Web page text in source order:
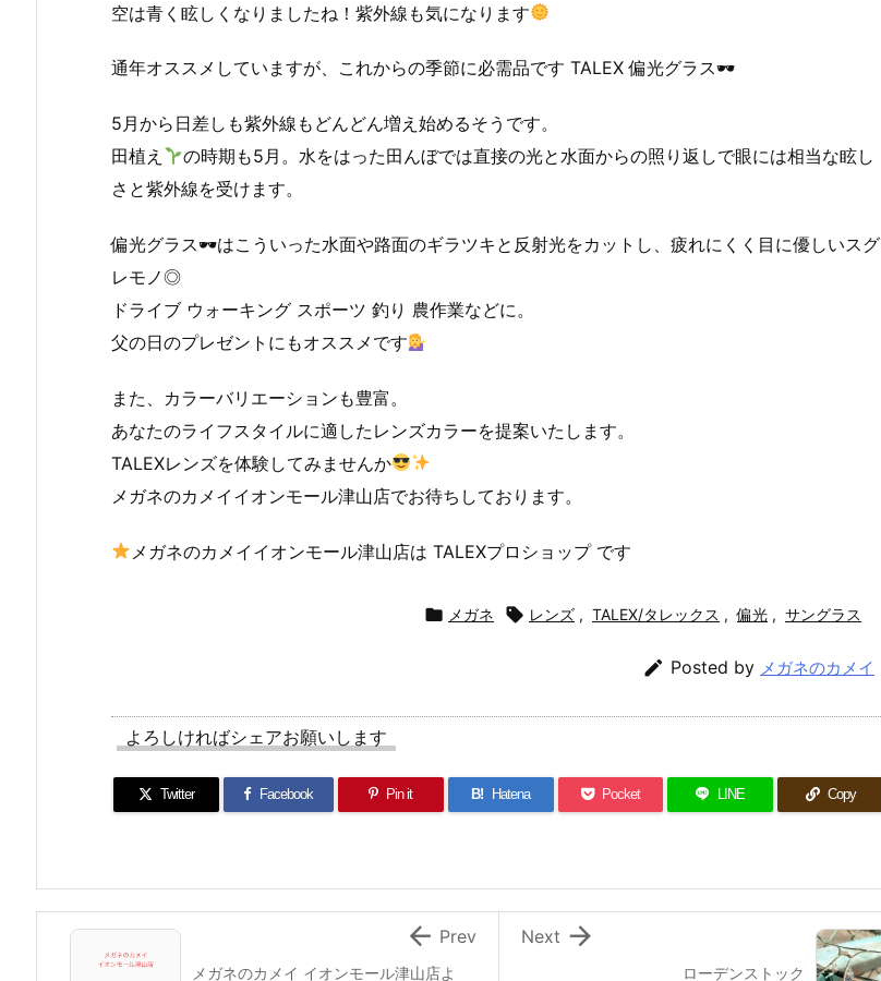
空は青く眩しくなりましたね！紫外線も気になります
通年オススメしていますが、これからの季節に必需品です TALEX 偏光グラス🕶
5月から日差しも紫外線もどんどん増え始めるそうです。
田植え
の時期も5月。水をはった田んぼでは直接の光と水面からの照り返しで眼には相当な眩し
さと紫外線を受けます。
偏光グラス🕶はこういった水面や路面のギラツキと反射光をカットし、疲れにくく目に優しいスグ
レモノ◎
ドライブ ウォーキング スポーツ 釣り 農作業などに。
父の日のプレゼントにもオススメです
また、カラーバリエーションも豊富。
あなたのライフスタイルに適したレンズカラーを提案いたします。
TALEXレンズを体験してみませんか
メガネのカメイイオンモール津山店でお待ちしております。
メガネのカメイイオンモール津山店は TALEXプロショップ です
 メガネ  レンズ , TALEX/タレックス , 偏光 , サングラス
 Posted by メガネのカメイ
よろしければシェアお願いします
Twitter Facebook Pin it B! Hatena Pocket LINE Copy
ローデンストック

Next
メガネのカメイ イオンモール津山店よ
 Prev